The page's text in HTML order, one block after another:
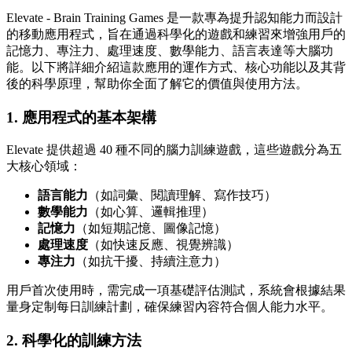
Elevate - Brain Training Games 是一款專為提升認知能力而設計
的移動應用程式，旨在通過科學化的遊戲和練習來增強用戶的
記憶力、專注力、處理速度、數學能力、語言表達等大腦功
能。以下將詳細介紹這款應用的運作方式、核心功能以及其背
後的科學原理，幫助你全面了解它的價值與使用方法。
1. 應用程式的基本架構
Elevate 提供超過 40 種不同的腦力訓練遊戲，這些遊戲分為五
大核心領域：
語言能力 （如詞彙、閱讀理解、寫作技巧）
數學能力 （如心算、邏輯推理）
記憶力 （如短期記憶、圖像記憶）
處理速度 （如快速反應、視覺辨識）
專注力 （如抗干擾、持續注意力）
用戶首次使用時，需完成一項基礎評估測試，系統會根據結果
量身定制每日訓練計劃，確保練習內容符合個人能力水平。
2. 科學化的訓練方法